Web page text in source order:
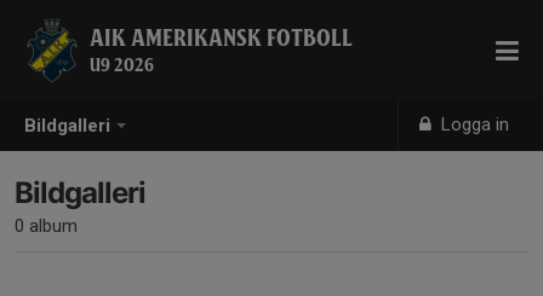
Bildgalleri Logga in
AIK AMERIKANSK FOTBOLL
U9 2026
Bildgalleri
0 album